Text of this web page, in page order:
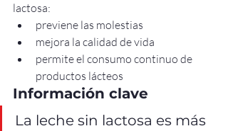
lactosa:
previene las molestias
mejora la calidad de vida
permite el consumo continuo de
productos lácteos
Información clave
La leche sin lactosa es más